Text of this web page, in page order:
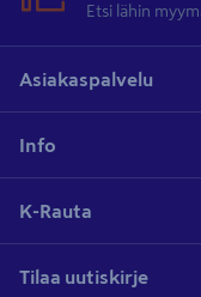
Etsi lähin
Asiakaspalvelu
Info
K-Rauta
Tilaa uutiskirje